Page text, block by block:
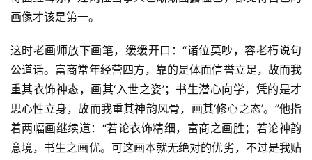
画像才该是第一。
这时老画师放下画笔，缓缓开口：“诸位莫吵，容老朽说句
公道话。富商常年经营四方，靠的是体面信誉立足，故而我
重其衣饰神态，画其‘入世之姿’；书生潜心向学，凭的是才
思心性立身，故而我重其神韵风骨，画其‘修心之态’。”他指
着两幅画继续道：“若论衣饰精细，富商之画胜；若论神韵
意境，书生之画优。可这画本就无绝对的优劣，不过是我贴